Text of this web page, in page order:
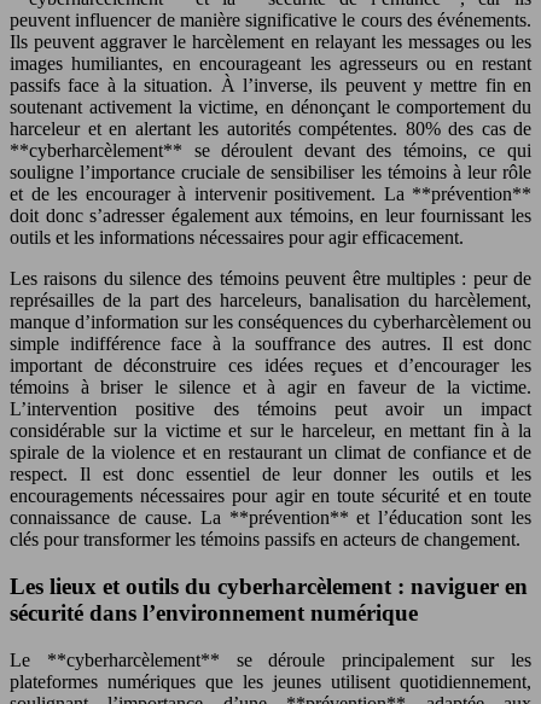
peuvent influencer de manière significative le cours des événements.
Ils peuvent aggraver le harcèlement en relayant les messages ou les
images humiliantes, en encourageant les agresseurs ou en restant
passifs face à la situation. À l’inverse, ils peuvent y mettre fin en
soutenant activement la victime, en dénonçant le comportement du
harceleur et en alertant les autorités compétentes. 80% des cas de
**cyberharcèlement** se déroulent devant des témoins, ce qui
souligne l’importance cruciale de sensibiliser les témoins à leur rôle
et de les encourager à intervenir positivement. La **prévention**
doit donc s’adresser également aux témoins, en leur fournissant les
outils et les informations nécessaires pour agir efficacement.
Les raisons du silence des témoins peuvent être multiples : peur de
représailles de la part des harceleurs, banalisation du harcèlement,
manque d’information sur les conséquences du cyberharcèlement ou
simple indifférence face à la souffrance des autres. Il est donc
important de déconstruire ces idées reçues et d’encourager les
témoins à briser le silence et à agir en faveur de la victime.
L’intervention positive des témoins peut avoir un impact
considérable sur la victime et sur le harceleur, en mettant fin à la
spirale de la violence et en restaurant un climat de confiance et de
respect. Il est donc essentiel de leur donner les outils et les
encouragements nécessaires pour agir en toute sécurité et en toute
connaissance de cause. La **prévention** et l’éducation sont les
clés pour transformer les témoins passifs en acteurs de changement.
Les lieux et outils du cyberharcèlement : naviguer en
sécurité dans l’environnement numérique
Le **cyberharcèlement** se déroule principalement sur les
plateformes numériques que les jeunes utilisent quotidiennement,